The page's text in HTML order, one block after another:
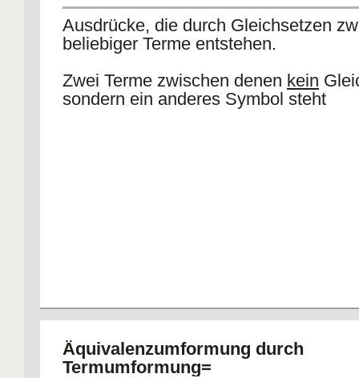
Ausdrücke, die durch Gleichsetzen
beliebiger Terme entstehen.
Zwei Terme zwischen denen kein
sondern ein anderes Symbol steht
Äquivalenzumformung durch
Termumformung=